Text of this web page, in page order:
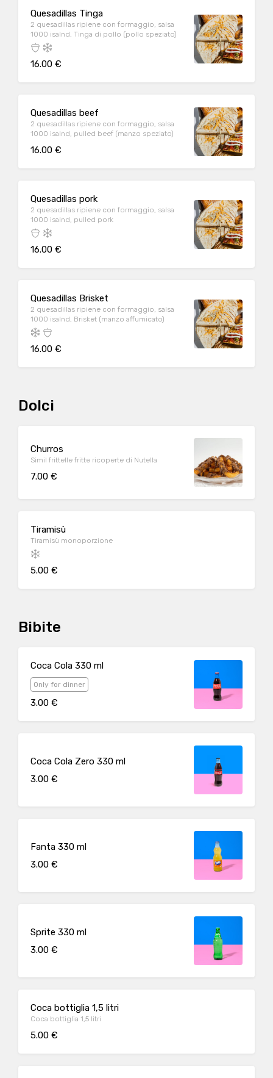
Quesadillas Tinga
2 quesadillas ripiene con formaggio, salsa
1000 isalnd, Tinga di pollo (pollo speziato)
16.00 €
Quesadillas beef
2 quesadillas ripiene con formaggio, salsa
1000 isalnd, pulled beef (manzo speziato)
16.00 €
Quesadillas pork
2 quesadillas ripiene con formaggio, salsa
1000 isalnd, pulled pork
16.00 €
Quesadillas Brisket
2 quesadillas ripiene con formaggio, salsa
1000 isalnd, Brisket (manzo affumicato)
16.00 €
Dolci
Churros
Simil frittelle fritte ricoperte di Nutella
7.00 €
Tiramisù
Tiramisù monoporzione
5.00 €
Bibite
Coca Cola 330 ml
Only for dinner
3.00 €
Coca Cola Zero 330 ml
3.00 €
Fanta 330 ml
3.00 €
Sprite 330 ml
3.00 €
Coca bottiglia 1,5 litri
Coca bottiglia 1,5 litri
5.00 €